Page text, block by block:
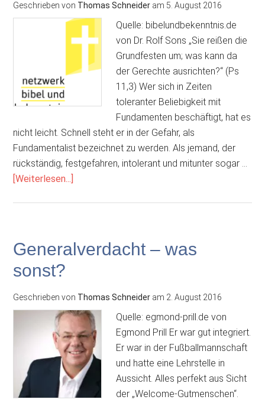
Geschrieben von Thomas Schneider am 5. August 2016
Quelle: bibelundbekenntnis.de
von Dr. Rolf Sons „Sie reißen die
Grundfesten um; was kann da
der Gerechte ausrichten?“ (Ps
11,3) Wer sich in Zeiten
toleranter Beliebigkeit mit
Fundamenten beschäftigt, hat es
nicht leicht. Schnell steht er in der Gefahr, als
Fundamentalist bezeichnet zu werden. Als jemand, der
rückständig, festgefahren, intolerant und mitunter sogar …
[Weiterlesen...]
Generalverdacht – was
sonst?
Geschrieben von Thomas Schneider am 2. August 2016
Quelle: egmond-prill.de von
Egmond Prill Er war gut integriert.
Er war in der Fußballmannschaft
und hatte eine Lehrstelle in
Aussicht. Alles perfekt aus Sicht
der „Welcome-Gutmenschen“.